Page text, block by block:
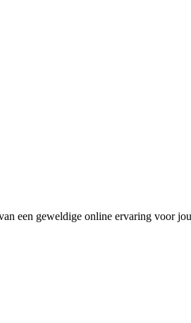
een geweldige online ervaring voor